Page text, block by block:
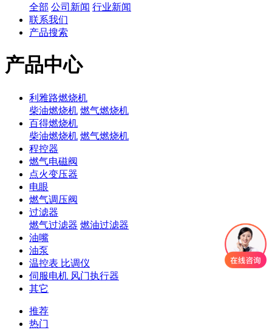
全部 公司新闻 行业新闻
联系我们
产品搜索
产品中心
利雅路燃烧机
柴油燃烧机 燃气燃烧机
百得燃烧机
柴油燃烧机 燃气燃烧机
程控器
燃气电磁阀
点火变压器
电眼
燃气调压阀
过滤器
燃气过滤器 燃油过滤器
油嘴
油泵
温控表 比调仪
伺服电机 风门执行器
其它
推荐
热门